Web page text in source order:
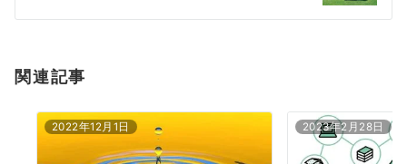
ン
関連記事
2022年12月1日 2023年2月28日